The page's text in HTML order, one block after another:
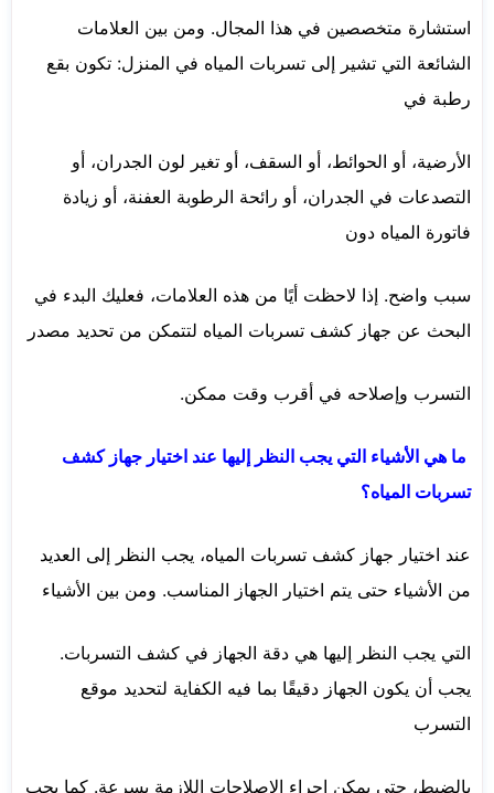
استشارة متخصصين في هذا المجال. ومن بين العلامات
الشائعة التي تشير إلى تسربات المياه في المنزل: تكون بقع
رطبة في
الأرضية، أو الحوائط، أو السقف، أو تغير لون الجدران، أو
التصدعات في الجدران، أو رائحة الرطوبة العفنة، أو زيادة
فاتورة المياه دون
سبب واضح. إذا لاحظت أيًا من هذه العلامات، فعليك البدء في
البحث عن جهاز كشف تسربات المياه لتتمكن من تحديد مصدر
التسرب وإصلاحه في أقرب وقت ممكن.
ما هي الأشياء التي يجب النظر إليها عند اختيار جهاز كشف
تسربات المياه؟
عند اختيار جهاز كشف تسربات المياه، يجب النظر إلى العديد
من الأشياء حتى يتم اختيار الجهاز المناسب. ومن بين الأشياء
التي يجب النظر إليها هي دقة الجهاز في كشف التسربات.
يجب أن يكون الجهاز دقيقًا بما فيه الكفاية لتحديد موقع
التسرب
بالضبط، حتى يمكن إجراء الإصلاحات اللازمة بسرعة. كما يجب